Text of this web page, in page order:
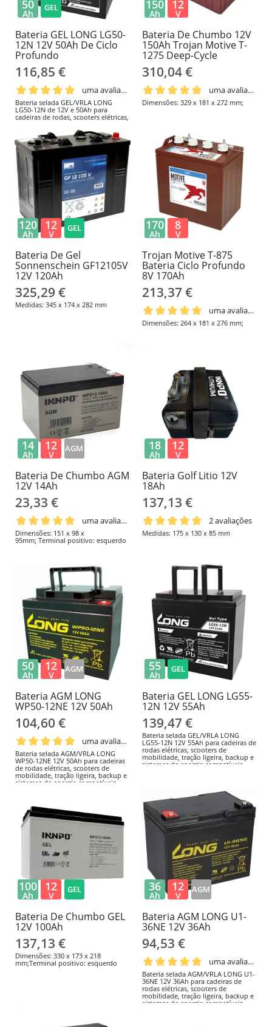
Bateria GEL LONG LG50-
12N 12V 50Ah De Ciclo
Profundo
116,85 €
uma avaliação
Bateria selada GEL/VRLA LONG
LG50-12N de 12V e 50Ah para
cadeiras de rodas, scooters elétricas,
compatíveis. Medidas: 198 × 166 ×
171 mm; positivo à direita; terminal
F8 com parafuso M6. Confirme o
espaço, a ligação, a polaridade e o
carregador antes da substituição.
50
Ah
GEL
Bateria De Chumbo 12V
150Ah Trojan Motive T-
1275 Deep-Cycle
310,04 €
uma avaliação
Dimensões: 329 x 181 x 272 mm;
150
Ah
12
V
Bateria De Gel
Sonnenschein GF12105V
12V 120Ah
325,29 €
Medidas: 345 x 174 x 282 mm
120
Ah
12
V
GEL
Trojan Motive T-875
Bateria Ciclo Profundo
8V 170Ah
213,37 €
uma avaliação
Dimensões: 264 x 181 x 276 mm;
170
Ah
8
V
Bateria De Chumbo AGM
12V 14Ah
23,33 €
uma avaliação
Dimensões: 151 x 98 x
95mm; Terminal positivo: esquerdo
14
Ah
12
V
AGM
Bateria Golf Litio 12V
18Ah
137,13 €
2 avaliações
Medidas: 175 x 130 x 85 mm
18
Ah
12
V
Bateria AGM LONG
WP50-12NE 12V 50Ah
104,60 €
uma avaliação
Bateria selada AGM/VRLA LONG
WP50-12NE 12V 50Ah para cadeiras
de rodas elétricas, scooters de
mobilidade, tração ligeira, backup e
sistemas de energia compatíveis.
dimensões, o terminal, a polaridade
e o carregador antes da
substituição.
50
Ah
12
V
AGM
Bateria GEL LONG LG55-
12N 12V 55Ah
139,47 €
Bateria selada GEL/VRLA LONG
LG55-12N 12V 55Ah para cadeiras de
rodas elétricas, scooters de
mobilidade, tração ligeira, backup e
sistemas de energia compatíveis.
polaridade e o carregador antes da
substituição.
55
Ah
GEL
Bateria De Chumbo GEL
12V 100Ah
137,13 €
Dimensões: 330 x 173 x 218
mm;Terminal positivo: esquerdo
100
Ah
12
V
GEL
Bateria AGM LONG U1-
36NE 12V 36Ah
94,53 €
uma avaliação
Bateria selada AGM/VRLA LONG U1-
36NE 12V 36Ah para cadeiras de
rodas elétricas, scooters de
mobilidade, tração ligeira, backup e
sistemas de energia compatíveis.
36
Ah
12
V
AGM